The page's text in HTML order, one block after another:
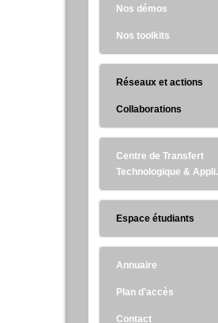
Nos démos
Nos toolkits
Réseaux et actions
Collaborations
Centre de Transfert
Technologique & Appli.
Espace étudiants
Annuaire
Plan d'accès
Contact